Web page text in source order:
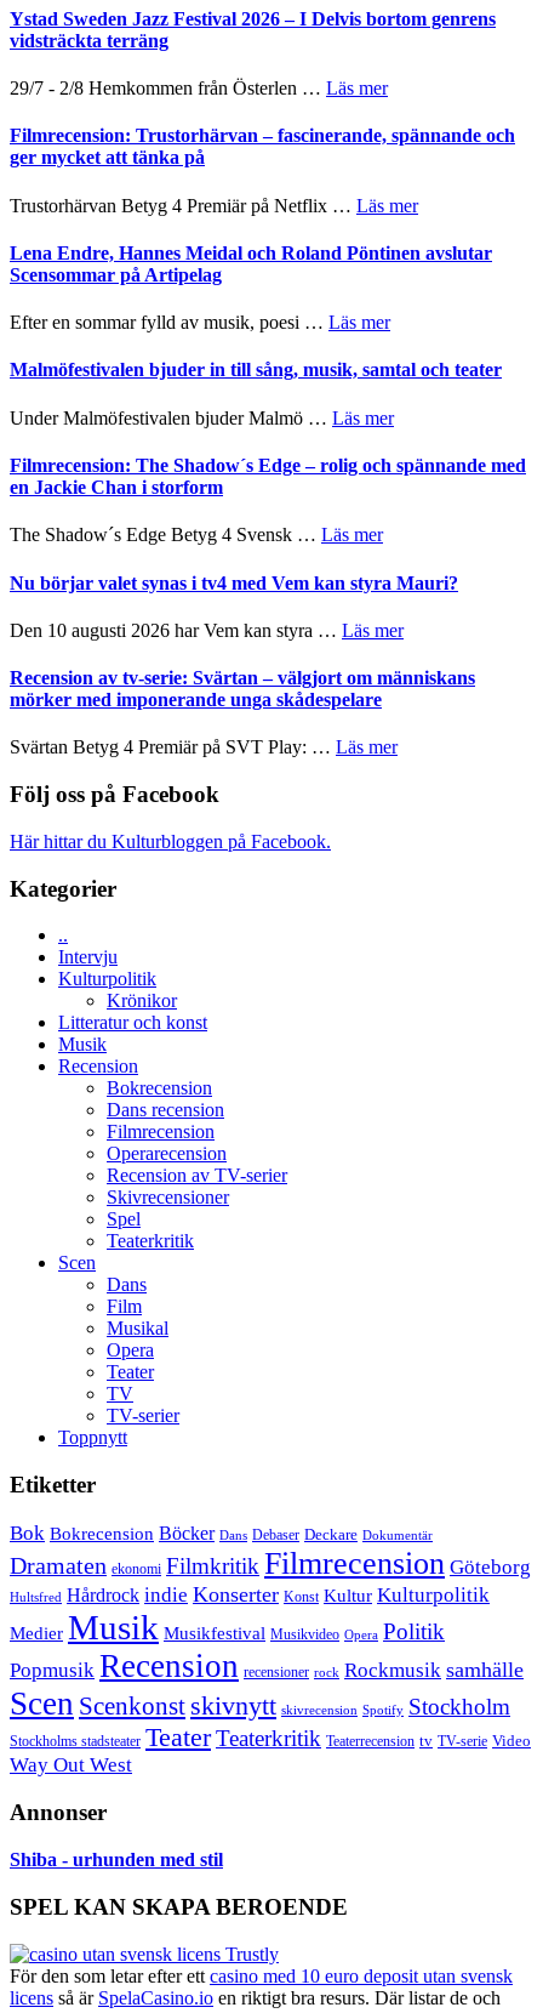
Fox
Mulder
Dana
Scully
Det
grönaste
en
och
kompott
Ystad Sweden Jazz Festival 2026 – I Delvis bortom genrens
vidsträckta terräng
29/7 - 2/8 Hemkommen från Österlen … Läs merom
Sweden
Jazz
–
Delvis
vidsträckta
Filmrecension: Trustorhärvan – fascinerande, spännande och
ger mycket att tänka på
Trustorhärvan Betyg 4 Premiär på Netflix … Läs merom
Trustorhärvan
mycket
Lena Endre, Hannes Meidal och Roland Pöntinen avslutar
Scensommar på Artipelag
Efter en sommar fylld av musik, poesi … Läs merom
Endre,
och
Pöntinen
Malmöfestivalen bjuder in till sång, musik, samtal och teater
Under Malmöfestivalen bjuder Malmö … Läs merom
bjuder
in
och
Filmrecension: The Shadow´s Edge – rolig och spännande med
en Jackie Chan i storform
The Shadow´s Edge Betyg 4 Svensk … Läs merom
The
Shadow
Edge
rolig
med
Nu börjar valet synas i tv4 med Vem kan styra Mauri?
Den 10 augusti 2026 har Vem kan styra … Läs merom
börjar
Recension av tv-serie: Svärtan – välgjort om människans
mörker med imponerande unga skådespelare
Svärtan Betyg 4 Premiär på SVT Play: … Läs merom
Följ oss på Facebook
Här hittar du Kulturbloggen på Facebook.
Kategorier
..
Intervju
Kulturpolitik
Krönikor
Litteratur och konst
Musik
Recension
Bokrecension
Dans recension
Filmrecension
Operarecension
Recension av TV-serier
Skivrecensioner
Spel
Teaterkritik
Scen
Dans
Film
Musikal
Opera
Teater
TV
TV-serier
Toppnytt
Etiketter
Bok Bokrecension Böcker Dans Debaser Deckare Dokumentär
Dramaten ekonomi Filmkritik Filmrecension Göteborg
Hultsfred Hårdrock indie Konserter Konst Kultur Kulturpolitik
Medier Musik Musikfestival Musikvideo Opera Politik
Popmusik Recension recensioner rock Rockmusik samhälle
Scen Scenkonst skivnytt skivrecension Spotify Stockholm
Stockholms stadsteater TeaterTeaterkritik Teaterrecension tv TV-serie Video
Way Out West
Annonser
Shiba - urhunden med stil
SPEL KAN SKAPA BEROENDE
För den som letar efter ett casino med 10 euro deposit utan svensk
licens så är SpelaCasino.io en riktigt bra resurs. Där listar de och